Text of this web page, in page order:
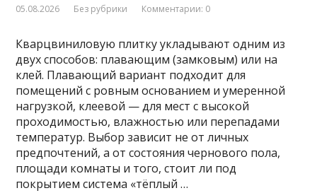
05.08.2026 Без рубрики Комментарии: 0
Кварцвиниловую плитку укладывают одним из
двух способов: плавающим (замковым) или на
клей. Плавающий вариант подходит для
помещений с ровным основанием и умеренной
нагрузкой, клеевой — для мест с высокой
проходимостью, влажностью или перепадами
температур. Выбор зависит не от личных
предпочтений, а от состояния чернового пола,
площади комнаты и того, стоит ли под
покрытием система «тёплый …